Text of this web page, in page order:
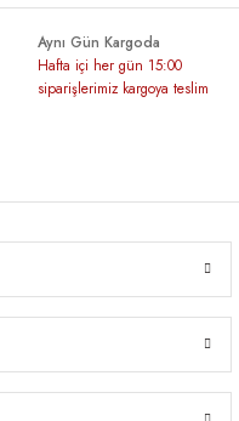
Aynı Gün Kargoda
Hafta içi her gün 15:00
siparişlerimiz kargoya teslim